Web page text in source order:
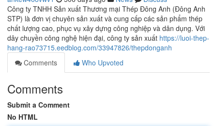
Công ty TNHH Sản xuất Thương mại Thép Đông Anh (Đông Anh
STP) là đơn vị chuyên sản xuất và cung cấp các sản phẩm thép
chất lượng cao, phục vụ xây dựng công nghiệp và dân dụng. Với
dây chuyền công nghệ hiện đại, công ty sản xuất https://luoi-thep-
hang-rao73715.eedblog.com/33947826/thepdonganh
Comments
Who Upvoted
Comments
Submit a Comment
No HTML